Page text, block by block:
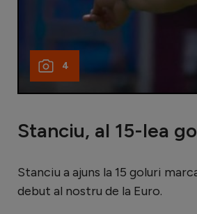
4
Stanciu, al 15-lea
Stanciu a ajuns la 15 goluri
debut al nostru de la Euro.